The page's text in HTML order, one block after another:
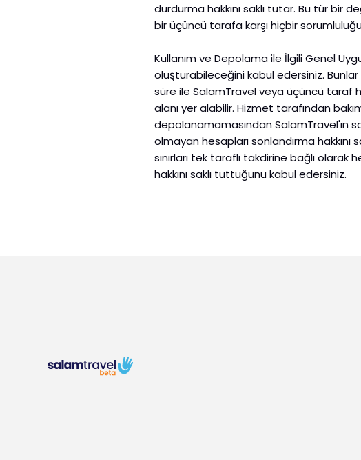
durdurma hakkını saklı tutar. Bu tür bir
bir üçüncü tarafa karşı hiçbir
Kullanım ve Depolama ile İlgili Genel
oluşturabileceğini kabul edersiniz.
süre ile SalamTravel veya üçüncü taraf
alanı yer alabilir. Hizmet tarafından
depolanamamasından SalamTravel'ın
olmayan hesapları sonlandırma
sınırları tek taraflı takdirine bağlı
hakkını saklı tuttuğunu kabul edersiniz.